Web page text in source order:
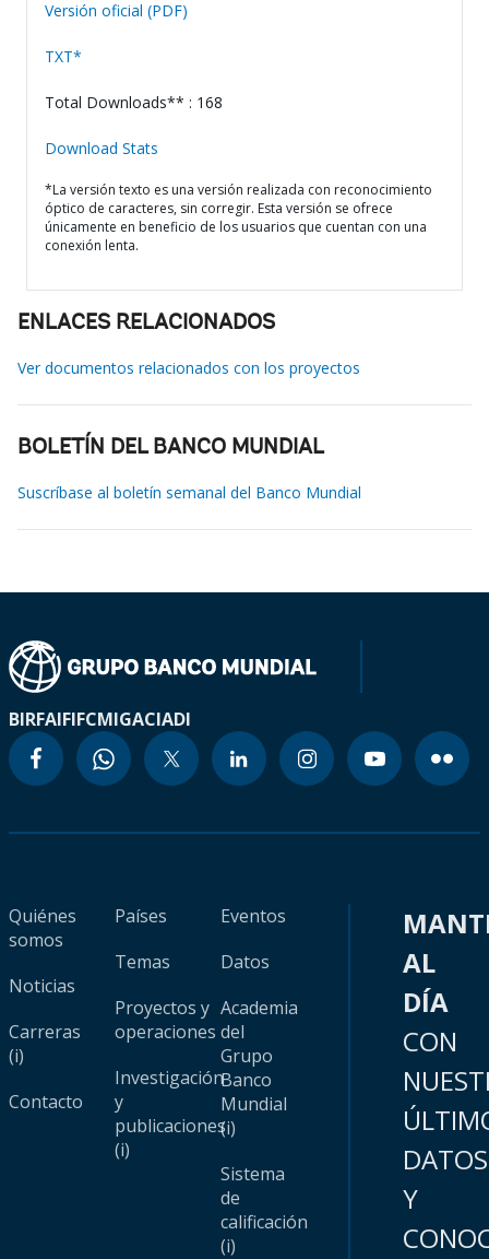
Versión oficial (PDF)
TXT*
Total Downloads** : 168
Download Stats
*La versión texto es una versión realizada con reconocimiento
óptico de caracteres, sin corregir. Esta versión se ofrece
únicamente en beneficio de los usuarios que cuentan con una
conexión lenta.
ENLACES RELACIONADOS
Ver documentos relacionados con los proyectos
BOLETÍN DEL BANCO MUNDIAL
Suscríbase al boletín semanal del Banco Mundial
BIRFAIFIFCMIGACIADI
Quiénes
somos
Noticias
Carreras
(i)
Contacto
Países
Temas
Proyectos y
operaciones
Investigación
y
publicaciones
(i)
Eventos
Datos
Academia
del
Grupo
Banco
Mundial
(i)
Sistema
de
calificación
(i)
AL
DÍA
CON
DATOS
Y